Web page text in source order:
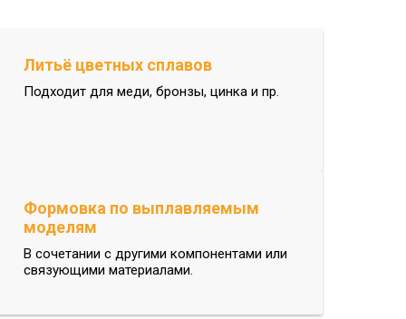
Литьё цветных сплавов
Подходит для меди, бронзы, цинка и пр.
Формовка по выплавляемым
моделям
В сочетании с другими компонентами или
связующими материалами.